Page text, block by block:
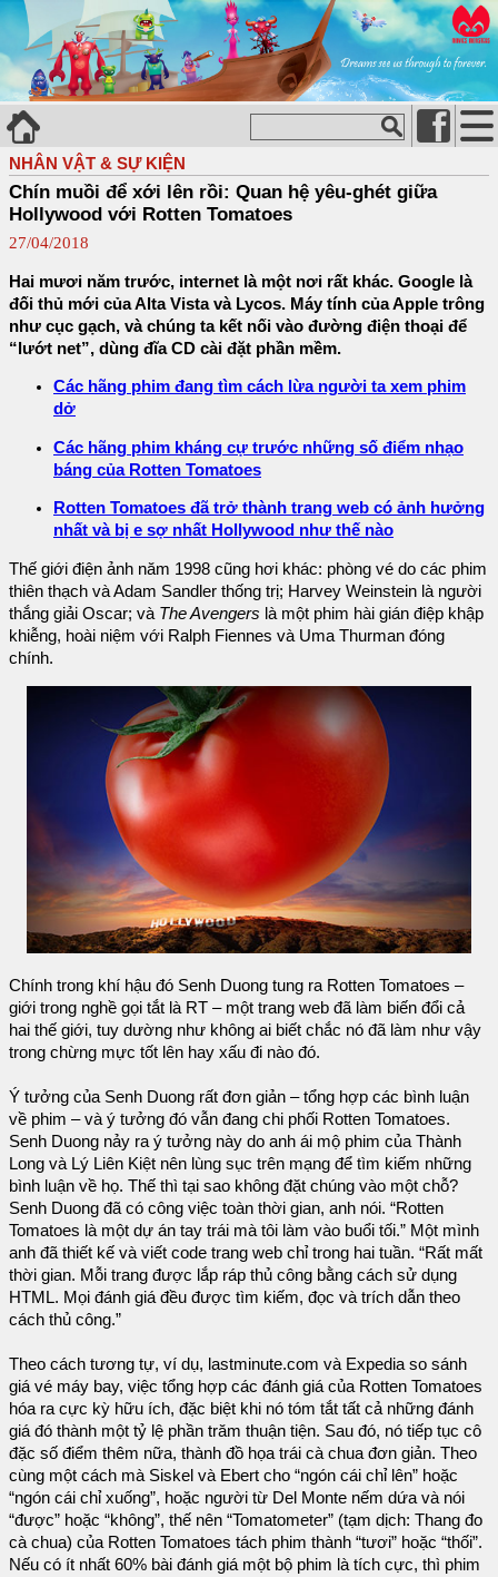
NHÂN VẬT & SỰ KIỆN
Chín muồi để xới lên rồi: Quan hệ yêu-ghét giữa
Hollywood với Rotten Tomatoes
27/04/2018
Hai mươi năm trước, internet là một nơi rất khác. Google là
đối thủ mới của Alta Vista và Lycos. Máy tính của Apple trông
như cục gạch, và chúng ta kết nối vào đường điện thoại để
“lướt net”, dùng đĩa CD cài đặt phần mềm.
Các hãng phim đang tìm cách lừa người ta xem phim
dở
Các hãng phim kháng cự trước những số điểm nhạo
báng của Rotten Tomatoes
Rotten Tomatoes đã trở thành trang web có ảnh hưởng
nhất và bị e sợ nhất Hollywood như thế nào
Thế giới điện ảnh năm 1998 cũng hơi khác: phòng vé do các phim
thiên thạch và Adam Sandler thống trị; Harvey Weinstein là người
thắng giải Oscar; và The Avengers là một phim hài gián điệp khập
khiễng, hoài niệm với Ralph Fiennes và Uma Thurman đóng
chính.
Chính trong khí hậu đó Senh Duong tung ra Rotten Tomatoes –
giới trong nghề gọi tắt là RT – một trang web đã làm biến đổi cả
hai thế giới, tuy dường như không ai biết chắc nó đã làm như vậy
trong chừng mực tốt lên hay xấu đi nào đó.
Ý tưởng của Senh Duong rất đơn giản – tổng hợp các bình luận
về phim – và ý tưởng đó vẫn đang chi phối Rotten Tomatoes.
Senh Duong nảy ra ý tưởng này do anh ái mộ phim của Thành
Long và Lý Liên Kiệt nên lùng sục trên mạng để tìm kiếm những
bình luận về họ. Thế thì tại sao không đặt chúng vào một chỗ?
Senh Duong đã có công việc toàn thời gian, anh nói. “Rotten
Tomatoes là một dự án tay trái mà tôi làm vào buổi tối.” Một mình
anh đã thiết kế và viết code trang web chỉ trong hai tuần. “Rất mất
thời gian. Mỗi trang được lắp ráp thủ công bằng cách sử dụng
HTML. Mọi đánh giá đều được tìm kiếm, đọc và trích dẫn theo
cách thủ công.”
Theo cách tương tự, ví dụ, lastminute.com và Expedia so sánh
giá vé máy bay, việc tổng hợp các đánh giá của Rotten Tomatoes
hóa ra cực kỳ hữu ích, đặc biệt khi nó tóm tắt tất cả những đánh
giá đó thành một tỷ lệ phần trăm thuận tiện. Sau đó, nó tiếp tục cô
đặc số điểm thêm nữa, thành đồ họa trái cà chua đơn giản. Theo
cùng một cách mà Siskel và Ebert cho “ngón cái chỉ lên” hoặc
“ngón cái chỉ xuống”, hoặc người từ Del Monte nếm dứa và nói
“được” hoặc “không”, thế nên “Tomatometer” (tạm dịch: Thang đo
cà chua) của Rotten Tomatoes tách phim thành “tươi” hoặc “thối”.
Nếu có ít nhất 60% bài đánh giá một bộ phim là tích cực, thì phim